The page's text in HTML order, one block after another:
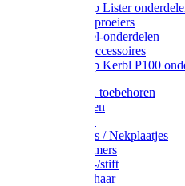
Weidepomp Lister
Nippels / Sproeiers
Drinknippel-onderdelen
Drinkbak accessoires
Weidepomp Kerbl P100
Oormerken toebehoren
Enkelbanden
Halsplaatjes / Nekplaatjes
Kokernummers
Merkspray-/stift
Veemerkschaar